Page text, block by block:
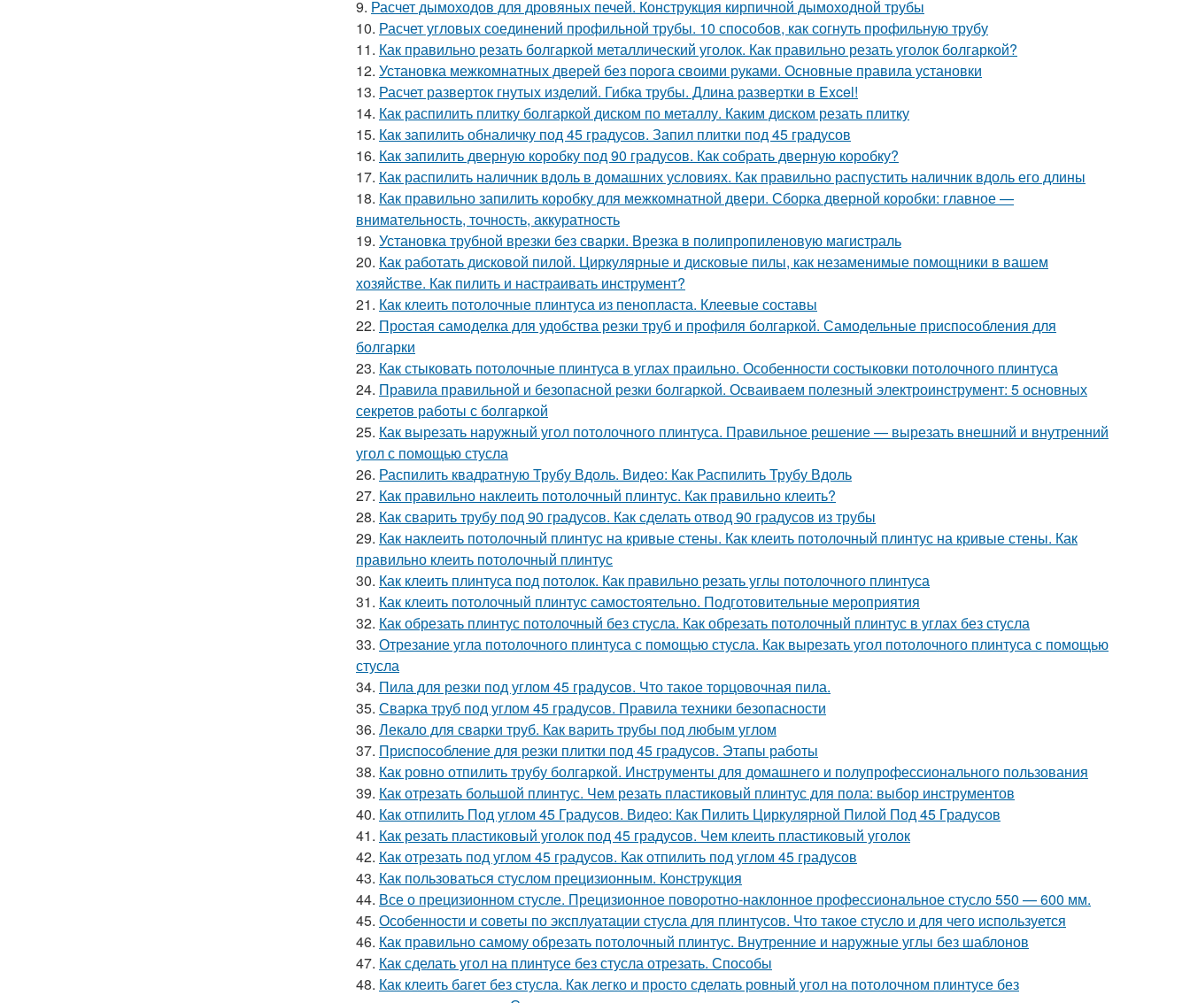
9. Расчет дымоходов для дровяных печей. Конструкция кирпичной дымоходной трубы
10. Расчет угловых соединений профильной трубы. 10 способов, как согнуть профильную трубу
11. Как правильно резать болгаркой металлический уголок. Как правильно резать уголок болгаркой?
12. Установка межкомнатных дверей без порога своими руками. Основные правила установки
13. Расчет разверток гнутых изделий. Гибка трубы. Длина развертки в Excel!
14. Как распилить плитку болгаркой диском по металлу. Каким диском резать плитку
15. Как запилить обналичку под 45 градусов. Запил плитки под 45 градусов
16. Как запилить дверную коробку под 90 градусов. Как собрать дверную коробку?
17. Как распилить наличник вдоль в домашних условиях. Как правильно распустить наличник вдоль его длины
18. Как правильно запилить коробку для межкомнатной двери. Сборка дверной коробки: главное —
внимательность, точность, аккуратность
19. Установка трубной врезки без сварки. Врезка в полипропиленовую магистраль
20. Как работать дисковой пилой. Циркулярные и дисковые пилы, как незаменимые помощники в вашем
хозяйстве. Как пилить и настраивать инструмент?
21. Как клеить потолочные плинтуса из пенопласта. Клеевые составы
22. Простая самоделка для удобства резки труб и профиля болгаркой. Самодельные приспособления для
болгарки
23. Как стыковать потолочные плинтуса в углах праильно. Особенности состыковки потолочного плинтуса
24. Правила правильной и безопасной резки болгаркой. Осваиваем полезный электроинструмент: 5 основных
секретов работы с болгаркой
25. Как вырезать наружный угол потолочного плинтуса. Правильное решение — вырезать внешний и внутренний
угол с помощью стусла
26. Распилить квадратную Трубу Вдоль. Видео: Как Распилить Трубу Вдоль
27. Как правильно наклеить потолочный плинтус. Как правильно клеить?
28. Как сварить трубу под 90 градусов. Как сделать отвод 90 градусов из трубы
29. Как наклеить потолочный плинтус на кривые стены. Как клеить потолочный плинтус на кривые стены. Как
правильно клеить потолочный плинтус
30. Как клеить плинтуса под потолок. Как правильно резать углы потолочного плинтуса
31. Как клеить потолочный плинтус самостоятельно. Подготовительные мероприятия
32. Как обрезать плинтус потолочный без стусла. Как обрезать потолочный плинтус в углах без стусла
33. Отрезание угла потолочного плинтуса с помощью стусла. Как вырезать угол потолочного плинтуса с помощью
стусла
34. Пила для резки под углом 45 градусов. Что такое торцовочная пила.
35. Сварка труб под углом 45 градусов. Правила техники безопасности
36. Лекало для сварки труб. Как варить трубы под любым углом
37. Приспособление для резки плитки под 45 градусов. Этапы работы
38. Как ровно отпилить трубу болгаркой. Инструменты для домашнего и полупрофессионального пользования
39. Как отрезать большой плинтус. Чем резать пластиковый плинтус для пола: выбор инструментов
40. Как отпилить Под углом 45 Градусов. Видео: Как Пилить Циркулярной Пилой Под 45 Градусов
41. Как резать пластиковый уголок под 45 градусов. Чем клеить пластиковый уголок
42. Как отрезать под углом 45 градусов. Как отпилить под углом 45 градусов
43. Как пользоваться стуслом прецизионным. Конструкция
44. Все о прецизионном стусле. Прецизионное поворотно-наклонное профессиональное стусло 550 — 600 мм.
45. Особенности и советы по эксплуатации стусла для плинтусов. Что такое стусло и для чего используется
46. Как правильно самому обрезать потолочный плинтус. Внутренние и наружные углы без шаблонов
47. Как сделать угол на плинтусе без стусла отрезать. Способы
48. Как клеить багет без стусла. Как легко и просто сделать ровный угол на потолочном плинтусе без